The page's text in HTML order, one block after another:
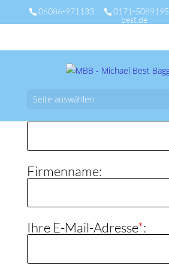
06086-971133 0171-5089195
best.de
Seite auswählen
Firmenname:
Ihre E-Mail-Adresse*: